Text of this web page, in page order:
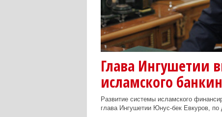
Глава Ингушетии
исламского
Развитие системы исламского
глава Ингушетии Юнус-бек Евкуров,